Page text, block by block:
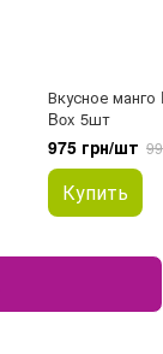
Вкусное манго
Box 5шт
975 грн/шт
Купить